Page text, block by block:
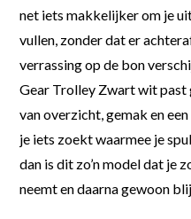
net iets makkelijker om je
vullen, zonder dat er
verrassing op de bon
Gear Trolley Zwart wit past
van overzicht, gemak en
je iets zoekt waarmee je
dan is dit zo’n model dat je
neemt en daarna gewoon